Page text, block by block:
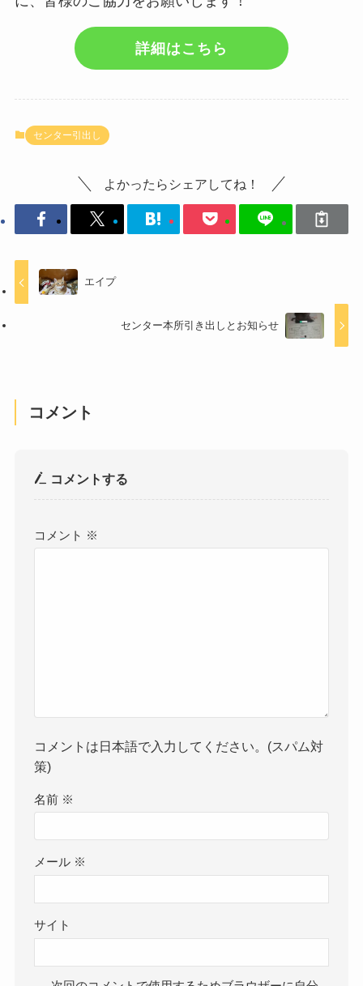
詳細はこちら
センター引出し
よかったらシェアしてね！
エイプ
センター本所引き出しとお知らせ
コメント
コメントする
コメント ※
コメントは日本語で入力してください。(スパム対
策)
名前 ※
メール ※
サイト